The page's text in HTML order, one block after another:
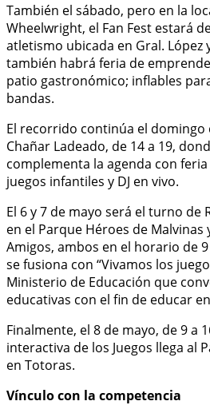
También el sábado, pero en la
Wheelwright, el Fan Fest estará
atletismo ubicada en Gral. López
también habrá feria de
patio gastronómico; inflables
bandas.
El recorrido continúa el domingo
Chañar Ladeado, de 14 a 19,
complementa la agenda con
juegos infantiles y DJ en vivo.
El 6 y 7 de mayo será el turno de
en el Parque Héroes de Malvinas
Amigos, ambos en el horario de
se fusiona con “Vivamos los
Ministerio de Educación que
educativas con el fin de educar
Finalmente, el 8 de mayo, de 9 a
interactiva de los Juegos llega al
en Totoras.
Vínculo con la competencia